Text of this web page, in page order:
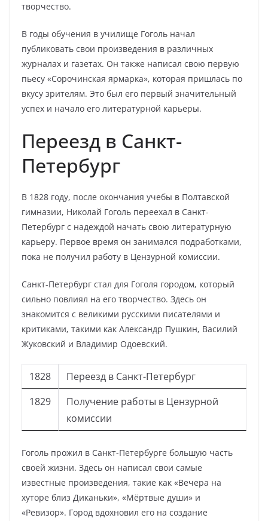
творчество.
В годы обучения в училище Гоголь начал
публиковать свои произведения в различных
журналах и газетах. Он также написал свою первую
пьесу «Сорочинская ярмарка», которая пришлась по
вкусу зрителям. Это был его первый значительный
успех и начало его литературной карьеры.
Переезд в Санкт-
Петербург
В 1828 году, после окончания учебы в Полтавской
гимназии, Николай Гоголь переехал в Санкт-
Петербург с надеждой начать свою литературную
карьеру. Первое время он занимался подработками,
пока не получил работу в Цензурной комиссии.
Санкт-Петербург стал для Гоголя городом, который
сильно повлиял на его творчество. Здесь он
знакомится с великими русскими писателями и
критиками, такими как Александр Пушкин, Василий
Жуковский и Владимир Одоевский.
1828
Переезд в Санкт-Петербург
1829
Получение работы в Цензурной
комиссии
Гоголь прожил в Санкт-Петербурге большую часть
своей жизни. Здесь он написал свои самые
известные произведения, такие как «Вечера на
хуторе близ Диканьки», «Мёртвые души» и
«Ревизор». Город вдохновил его на создание